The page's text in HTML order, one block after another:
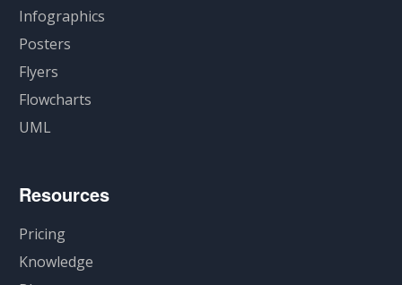
Infographics
Posters
Flyers
Flowcharts
UML
Resources
Pricing
Knowledge